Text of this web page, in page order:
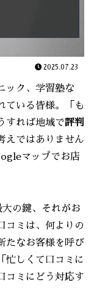
2025.07.23
ック、学習塾な
ている皆様。「も
すれば地域で評判
ではありません
マップでお店
の鍵、それがお
コミは、何よりの
たなお客様を呼び
忙しくて口コミに
コミにどう対応す